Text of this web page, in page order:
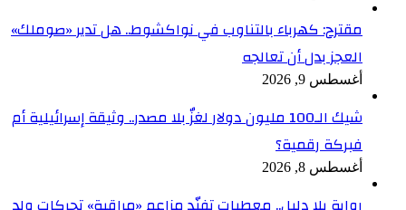
مقترح: كهرباء بالتناوب في نواكشوط.. هل تدير «صوملك»
العجز بدل أن تعالجه
أغسطس 9, 2026
شيك الـ100 مليون دولار لغزٌ بلا مصدر.. وثيقة إسرائيلية أم
فبركة رقمية؟
أغسطس 8, 2026